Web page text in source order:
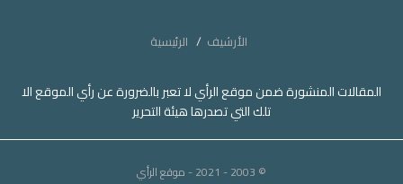
الأرشيف الرئيسية
المقالات المنشورة ضمن موقع الرأي لا تعبر بالضرورة عن رأي الموقع الا
تلك التي تصدرها هيئة التحرير
© 2003 - 2021 - موقع الرأي